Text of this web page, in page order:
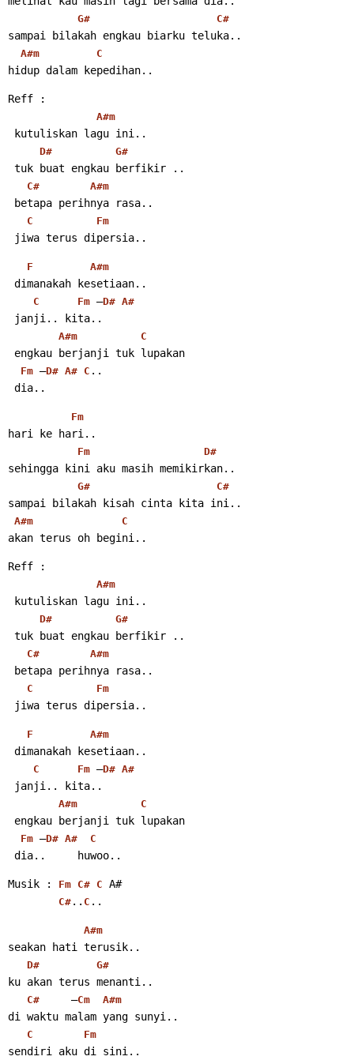
G# C#
sampai bilakah engkau biarku teluka..
A#m C
hidup dalam kepedihan..
Reff :
A#m
kutuliskan lagu ini..
D# G#
tuk buat engkau berfikir ..
C# A#m
betapa perihnya rasa..
C Fm
jiwa terus dipersia..
F A#m
dimanakah kesetiaan..
C Fm –D# A#
janji.. kita..
A#m C
engkau berjanji tuk lupakan
Fm –D# A# C ..
dia..
Fm
hari ke hari..
Fm D#
sehingga kini aku masih memikirkan..
G# C#
sampai bilakah kisah cinta kita ini..
A#m C
akan terus oh begini..
Reff :
A#m
kutuliskan lagu ini..
D# G#
tuk buat engkau berfikir ..
C# A#m
betapa perihnya rasa..
C Fm
jiwa terus dipersia..
F A#m
dimanakah kesetiaan..
C Fm –D# A#
janji.. kita..
A#m C
engkau berjanji tuk lupakan
Fm –D# A# C
dia..     huwoo..
Musik : Fm C# C A#
C# .. C ..
A#m
seakan hati terusik..
D# G#
ku akan terus menanti..
C#
     –
Cm A#m
di waktu malam yang sunyi..
C Fm
sendiri aku di sini..